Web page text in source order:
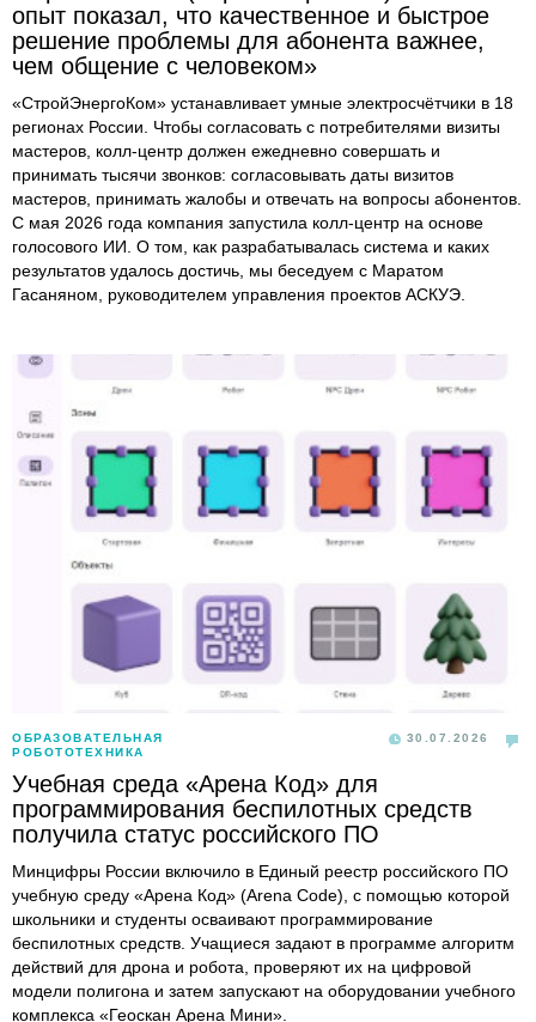
опыт показал, что качественное и быстрое
решение проблемы для абонента важнее,
чем общение с человеком»
«СтройЭнергоКом» устанавливает умные электросчётчики в 18
регионах России. Чтобы согласовать с потребителями визиты
мастеров, колл-центр должен ежедневно совершать и
принимать тысячи звонков: согласовывать даты визитов
мастеров, принимать жалобы и отвечать на вопросы абонентов.
С мая 2026 года компания запустила колл-центр на основе
голосового ИИ. О том, как разрабатывалась система и каких
результатов удалось достичь, мы беседуем с Маратом
Гасаняном, руководителем управления проектов АСКУЭ.
ОБРАЗОВАТЕЛЬНАЯ
РОБОТОТЕХНИКА
30.07.2026
Учебная среда «Арена Код» для
программирования беспилотных средств
получила статус российского ПО
Минцифры России включило в Единый реестр российского ПО
учебную среду «Арена Код» (Arena Code), с помощью которой
школьники и студенты осваивают программирование
беспилотных средств. Учащиеся задают в программе алгоритм
действий для дрона и робота, проверяют их на цифровой
модели полигона и затем запускают на оборудовании учебного
комплекса «Геоскан Арена Мини».